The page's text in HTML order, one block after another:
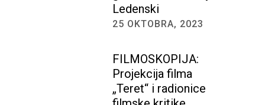
Ledenski
25 OKTOBRA, 2023
FILMOSKOPIJA:
Projekcija filma
„Teret“ i radionice